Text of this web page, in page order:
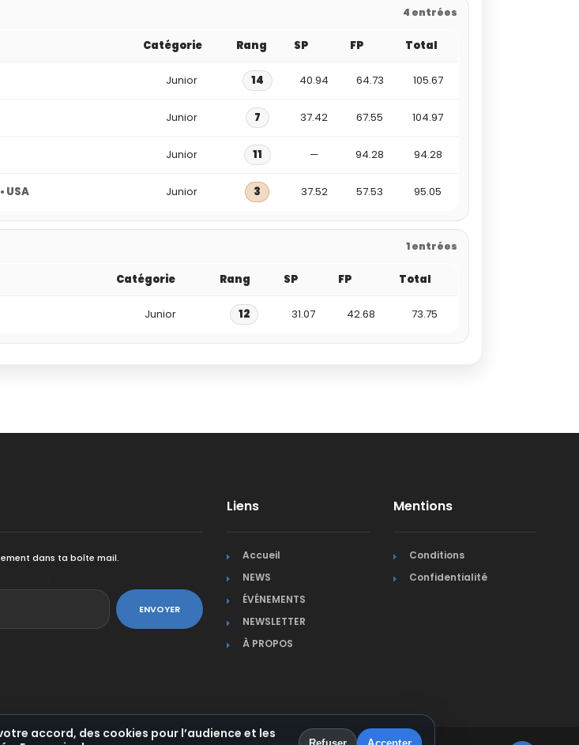
4 entrées
Catégorie Rang SP FP Total
Junior 14 40.94 64.73 105.67
Junior 7 37.42 67.55 104.97
Junior 11 — 94.28 94.28
USA Junior 3 37.52 57.53 95.05
1 entrées
Catégorie Rang SP FP Total
Junior 12 31.07 42.68 73.75
dans ta boîte mail.
ENVOYER
Liens
Accueil
NEWS
ÉVÉNEMENTS
NEWSLETTER
À PROPOS
Mentions
Conditions
Confidentialité
accord, des cookies pour l’audience et les
Refuser Accepter